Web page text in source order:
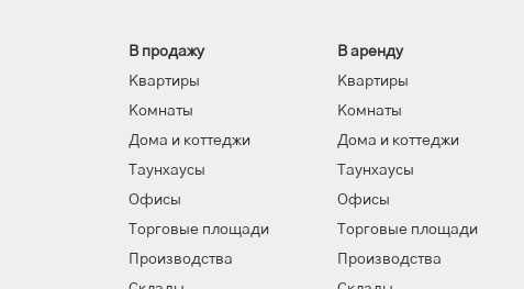
В продажу
Квартиры
Комнаты
Дома и коттеджи
Таунхаусы
Офисы
Торговые площади
Производства
В аренду
Квартиры
Комнаты
Дома и коттеджи
Таунхаусы
Офисы
Торговые площади
Производства